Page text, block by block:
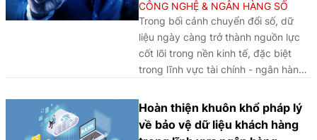
CÔNG NGHỆ & NGÂN HÀNG SỐ
Trong bối cảnh chuyển đổi số, dữ
liệu ngày càng trở thành nguồn lực
cốt lõi trong nền kinh tế, đặc biệt
trong lĩnh vực tài chính - ngân hàng.
phản ánh sự chuyển dịch quan trọng
từ mô hình ngân hàng truyền thống
sang hệ sinh thái tài chính dựa trên
Hoàn thiện khuôn khổ pháp lý
về bảo vệ dữ liệu khách hàng